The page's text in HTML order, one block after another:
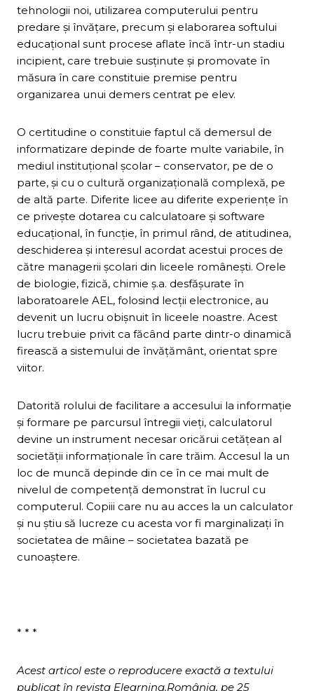
tehnologii noi, utilizarea computerului pentru
predare şi învăţare, precum şi elaborarea softului
educaţional sunt procese aflate încă într-un stadiu
incipient, care trebuie susţinute şi promovate în
măsura în care constituie premise pentru
organizarea unui demers centrat pe elev.
O certitudine o constituie faptul că demersul de
informatizare depinde de foarte multe variabile, în
mediul instituţional şcolar – conservator, pe de o
parte, şi cu o cultură organizaţională complexă, pe
de altă parte. Diferite licee au diferite experienţe în
ce priveşte dotarea cu calculatoare şi software
educaţional, în funcţie, în primul rând, de atitudinea,
deschiderea şi interesul acordat acestui proces de
către managerii şcolari din liceele româneşti. Orele
de biologie, fizică, chimie ş.a. desfăşurate în
laboratoarele AEL, folosind lecţii electronice, au
devenit un lucru obişnuit în liceele noastre. Acest
lucru trebuie privit ca făcând parte dintr-o dinamică
firească a sistemului de învăţământ, orientat spre
viitor.
Datorită rolului de facilitare a accesului la informaţie
şi formare pe parcursul întregii vieţi, calculatorul
devine un instrument necesar oricărui cetăţean al
societăţii informaţionale în care trăim. Accesul la un
loc de muncă depinde din ce în ce mai mult de
nivelul de competenţă demonstrat în lucrul cu
computerul. Copiii care nu au acces la un calculator
şi nu ştiu să lucreze cu acesta vor fi marginalizaţi în
societatea de mâine – societatea bazată pe
cunoaştere.
* * *
Acest articol este o reproducere exactă a textului
publicat în revista Elearning.România, pe 25